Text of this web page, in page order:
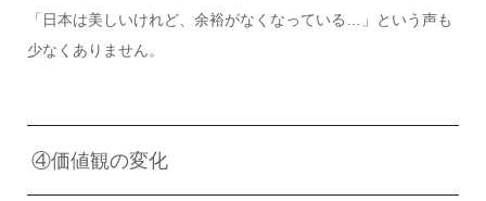
「日本は美しいけれど、余裕がなくなっている…」という声も
少なくありません。
④価値観の変化